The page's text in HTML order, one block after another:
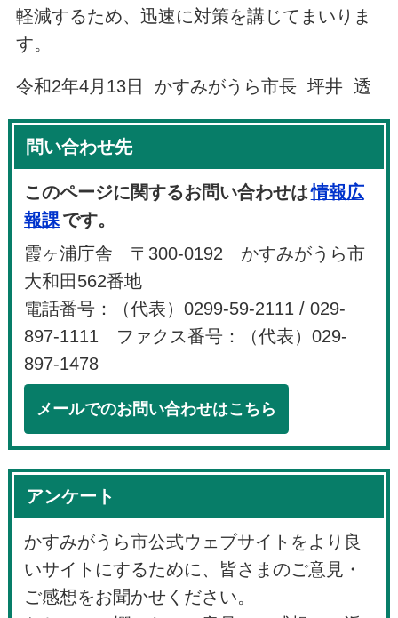
軽減するため、迅速に対策を講じてまいりま
す。
令和2年4月13日 かすみがうら市長 坪井 透
問い合わせ先
このページに関するお問い合わせは情報広
報課です。
霞ヶ浦庁舎 〒300-0192 かすみがうら市
大和田562番地
電話番号：（代表）0299-59-2111 / 029-
897-1111 ファクス番号：（代表）029-
897-1478
メールでのお問い合わせはこちら
アンケート
かすみがうら市公式ウェブサイトをより良
いサイトにするために、皆さまのご意見・
ご感想をお聞かせください。